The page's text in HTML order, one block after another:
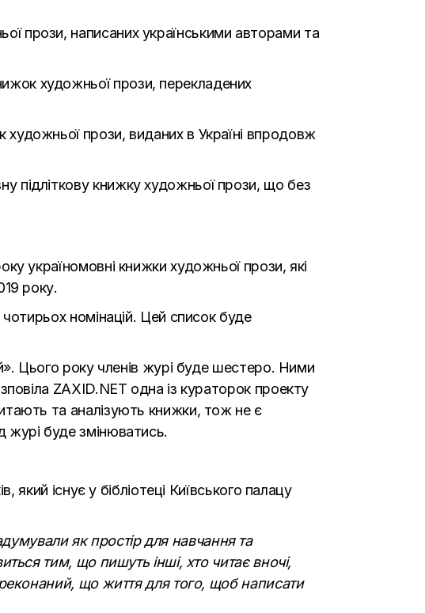
прози, написаних українськими авторами та
художньої прози, перекладених
художньої прози, виданих в Україні впродовж
підліткову книжку художньої прози, що без
україномовні книжки художньої прози, які
року.
номінацій. Цей список буде
Цього року членів журі буде шестеро. Ними
ZAXID.NET одна із кураторок проекту
та аналізують книжки, тож не є
журі буде змінюватись.
який існує у бібліотеці Київського палацу
як простір для навчання та
тим, що пишуть інші, хто читає вночі,
що життя для того, щоб написати